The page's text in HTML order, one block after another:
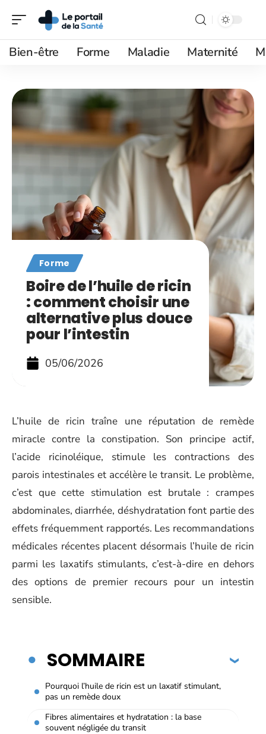
Bien-être Forme Maladie Maternité
Forme
Boire de l’huile de ricin
: comment choisir une
alternative plus douce
pour l’intestin
05/06/2026
L’huile de ricin traîne une réputation de remède
miracle contre la constipation. Son principe actif,
l’acide ricinoléique, stimule les contractions des
parois intestinales et accélère le transit. Le problème,
c’est que cette stimulation est brutale : crampes
abdominales, diarrhée, déshydratation font partie des
effets fréquemment rapportés. Les recommandations
médicales récentes placent désormais l’huile de ricin
parmi les laxatifs stimulants, c’est-à-dire en dehors
des options de premier recours pour un intestin
sensible.
SOMMAIRE
Pourquoi l’huile de ricin est un laxatif stimulant,
pas un remède doux
Fibres alimentaires et hydratation : la base
souvent négligée du transit